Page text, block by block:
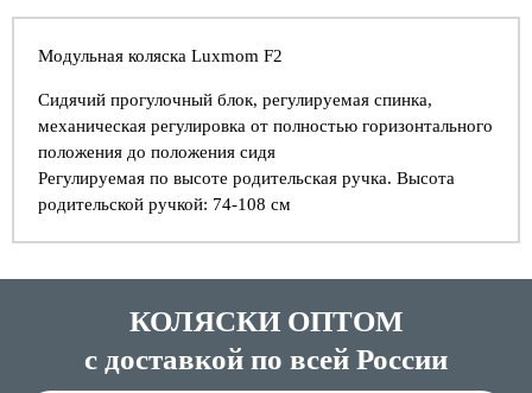
Модульная коляска Luxmom F2
Сидячий прогулочный блок, регулируемая спинка,
механическая регулировка от полностью горизонтального
положения до положения сидя
Регулируемая по высоте родительская ручка. Высота
родительской ручкой: 74-108 см
КОЛЯСКИ ОПТОМ
с доставкой по всей России